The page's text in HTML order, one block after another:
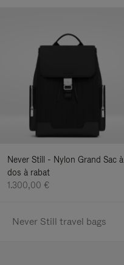
Never Still - Nylon Grand Sac à
dos à rabat
1.300,00 €
Never Still travel bags